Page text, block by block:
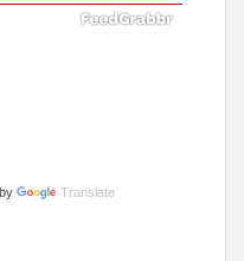
hace menos de un mes,
Translate